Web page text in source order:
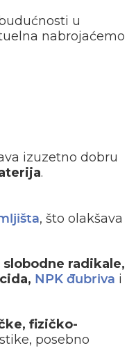
u
nabrojaćemo
izuzetno dobru
.
, što olakšava
radikale,
NPK đubriva i
fizičko-
posebno